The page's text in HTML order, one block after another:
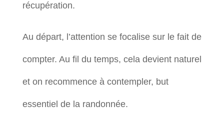
récupération.
Au départ, l’attention se focalise sur le fait de
compter. Au fil du temps, cela devient naturel
et on recommence à contempler, but
essentiel de la randonnée.